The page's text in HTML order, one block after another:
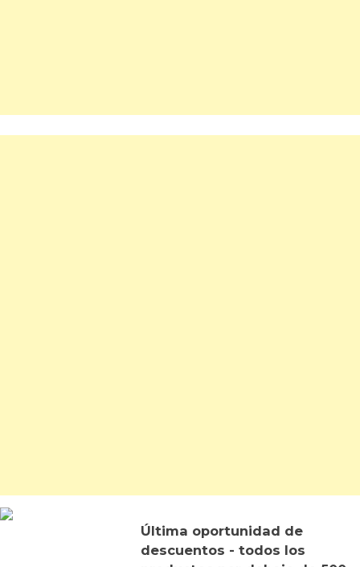
Última oportunidad de
descuentos - todos los